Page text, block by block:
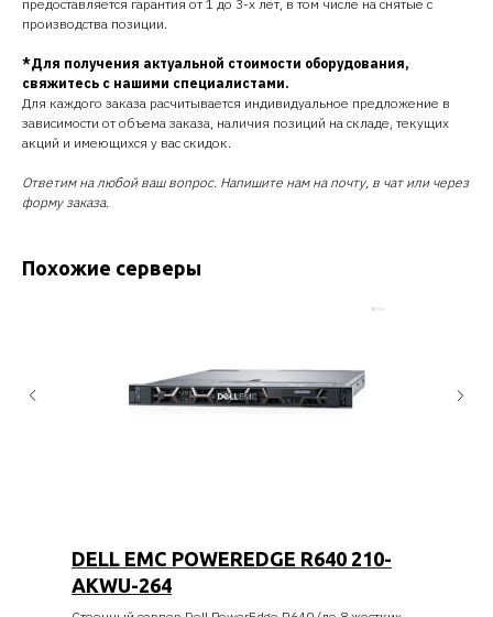
предоставляется гарантия от 1 до 3-х лет, в том числе на снятые с
производства позиции.
*Для получения актуальной стоимости оборудования,
свяжитесь с нашими специалистами.
Для каждого заказа расчитывается индивидуальное предложение в
зависимости от объема заказа, наличия позиций на складе, текущих
акций и имеющихся у вас скидок.
Ответим на любой ваш вопрос. Напишите нам на почту, в чат или через
форму заказа.
Похожие серверы
DELL EMC POWEREDGE R640 210-
AKWU-264